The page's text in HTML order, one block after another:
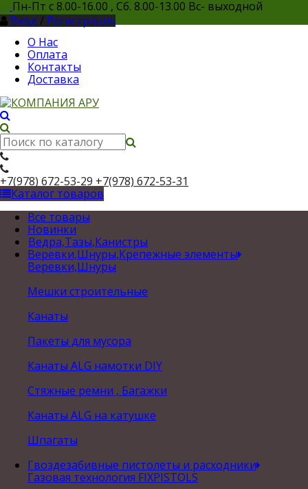
Пн-Пт с 8.00-16.00 , Сб. 8.00-13.00 Вс- выходной
Вход / Регистрация
О Нас
Оплата
Контакты
Доставка
+7(978) 672-53-29 +7(978) 672-53-31
Каталог товаров
Все товары
Новинки
Ведра,Тазы,Канистры
Веревки,Шнуры,Крепежные элементы
Веревки,Шнуры
Мешки строительные
Канаты
Пакеты для мусора
Канаты ALG намотки DIY
Стяжные ремни , Багажки
Канаты ALG на катушке
Шпагаты
Гвоздезабивные пистолеты и расходники
Газовая технология FIXPISTOLS